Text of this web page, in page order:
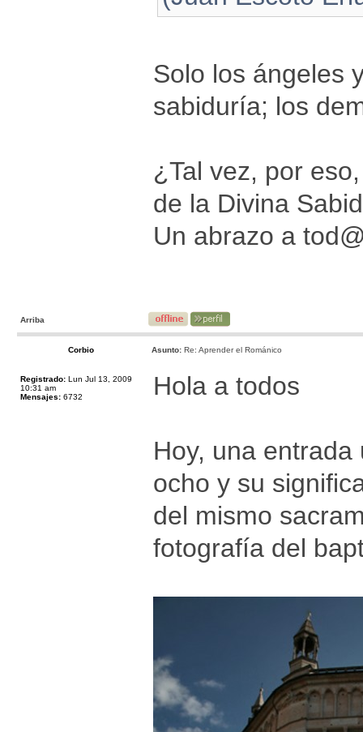
Solo los ángeles
sabiduría; los
¿Tal vez, por
de la Divina
Un abrazo a
Arriba
Corbio Asunto: Re: Aprender el Románico
Registrado: Lun Jul 13, 2009
10:31 am
Mensajes: 6732 Hola a todos
Hoy, una
ocho y su
del mismo
fotografía del